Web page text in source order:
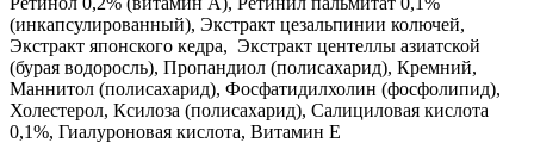
(инкапсулированный), Экстракт цезальпинии колючей,
Экстракт японского кедра, Экстракт центеллы азиатской
(бурая водоросль), Пропандиол (полисахарид), Кремний,
Маннитол (полисахарид), Фосфатидилхолин (фосфолипид),
Холестерол, Ксилоза (полисахарид), Салициловая кислота
0,1%, Гиалуроновая кислота, Витамин Е